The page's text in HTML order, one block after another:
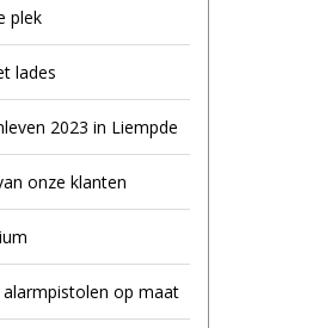
plek
lades
2023 in Liempde
onze klanten
op maat